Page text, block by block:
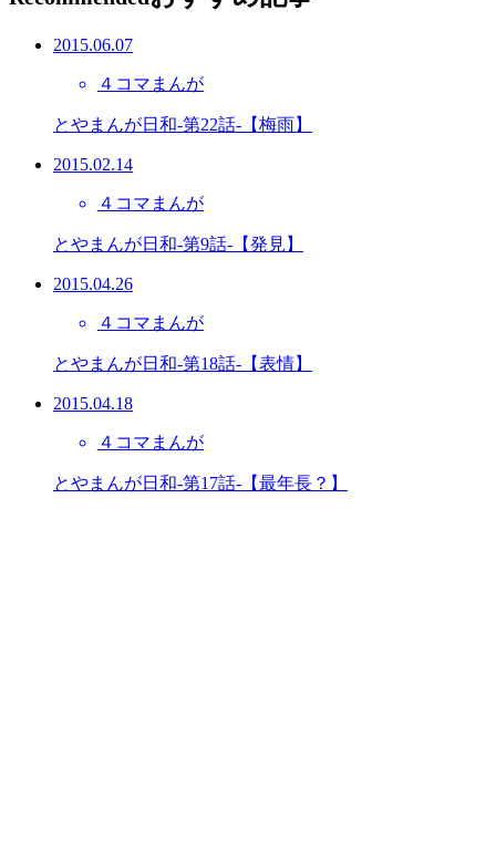
2015.06.07
４コマまんが
とやまんが日和-第22話-【梅雨】
2015.02.14
４コマまんが
とやまんが日和-第9話-【発見】
2015.04.26
４コマまんが
とやまんが日和-第18話-【表情】
2015.04.18
４コマまんが
とやまんが日和-第17話-【最年長？】